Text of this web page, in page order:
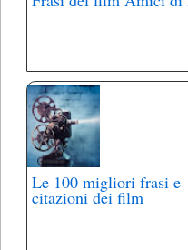
Le 100 migliori frasi e
citazioni dei film